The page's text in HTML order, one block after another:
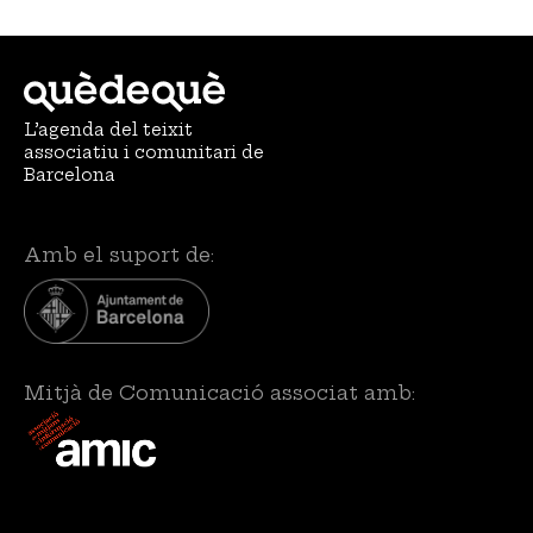
L’agenda del teixit
associatiu i comunitari de
Barcelona
Amb el suport de:
Mitjà de Comunicació associat amb: